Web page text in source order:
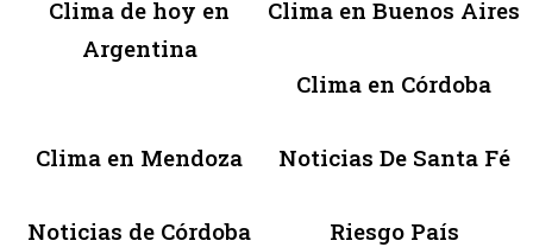
Clima de hoy en
Argentina
Clima en Buenos Aires
Clima en Córdoba
Clima en Mendoza Noticias De Santa Fé
Noticias de Córdoba Riesgo País